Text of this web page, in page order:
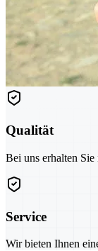
Qualität
Bei uns erhalten Sie
Service
Wir bieten Ihnen